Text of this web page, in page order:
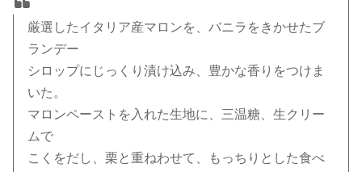
厳選したイタリア産マロンを、バニラをきかせたブ
ランデー
シロップにじっくり漬け込み、豊かな香りをつけま
いた。
マロンペーストを入れた生地に、三温糖、生クリー
ムで
こくをだし、栗と重ねわせて、もっちりとした食べ